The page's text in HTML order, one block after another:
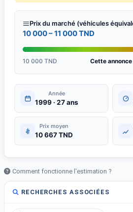
Prix du marché (véhicules
10 000 – 11 000 TND
10 000 TND Cette annonce
Année
1999 · 27 ans
Prix moyen
10 667 TND
Comment fonctionne l'estimation ?
RECHERCHES ASSOCIÉES